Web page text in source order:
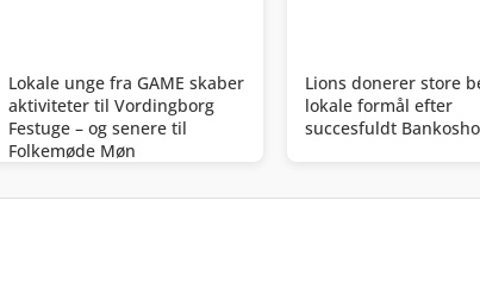
Lokale unge fra GAME skaber
aktiviteter til Vordingborg
Festuge – og senere til
Folkemøde Møn
Lions donerer store
lokale formål efter
succesfuldt